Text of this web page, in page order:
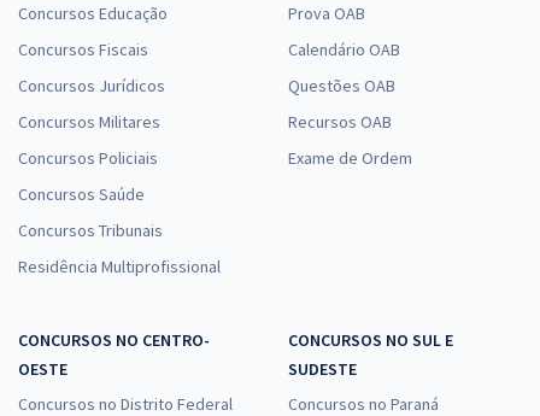
Concursos Educação
Concursos Fiscais
Concursos Jurídicos
Concursos Militares
Concursos Policiais
Concursos Saúde
Concursos Tribunais
Residência Multiprofissional
Prova OAB
Calendário OAB
Questões OAB
Recursos OAB
Exame de Ordem
CONCURSOS NO CENTRO-
OESTE
Concursos no Distrito Federal
CONCURSOS NO SUL E
SUDESTE
Concursos no Paraná